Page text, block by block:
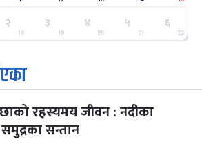
Mar 9, 2027
७ महिना बाँकी
21, 2027
22, 2027
७ महिना बाँकी
२
18
३
19
४
20
५
21
६
22
रहस्यमय जीवन : नदीका
सन्तान